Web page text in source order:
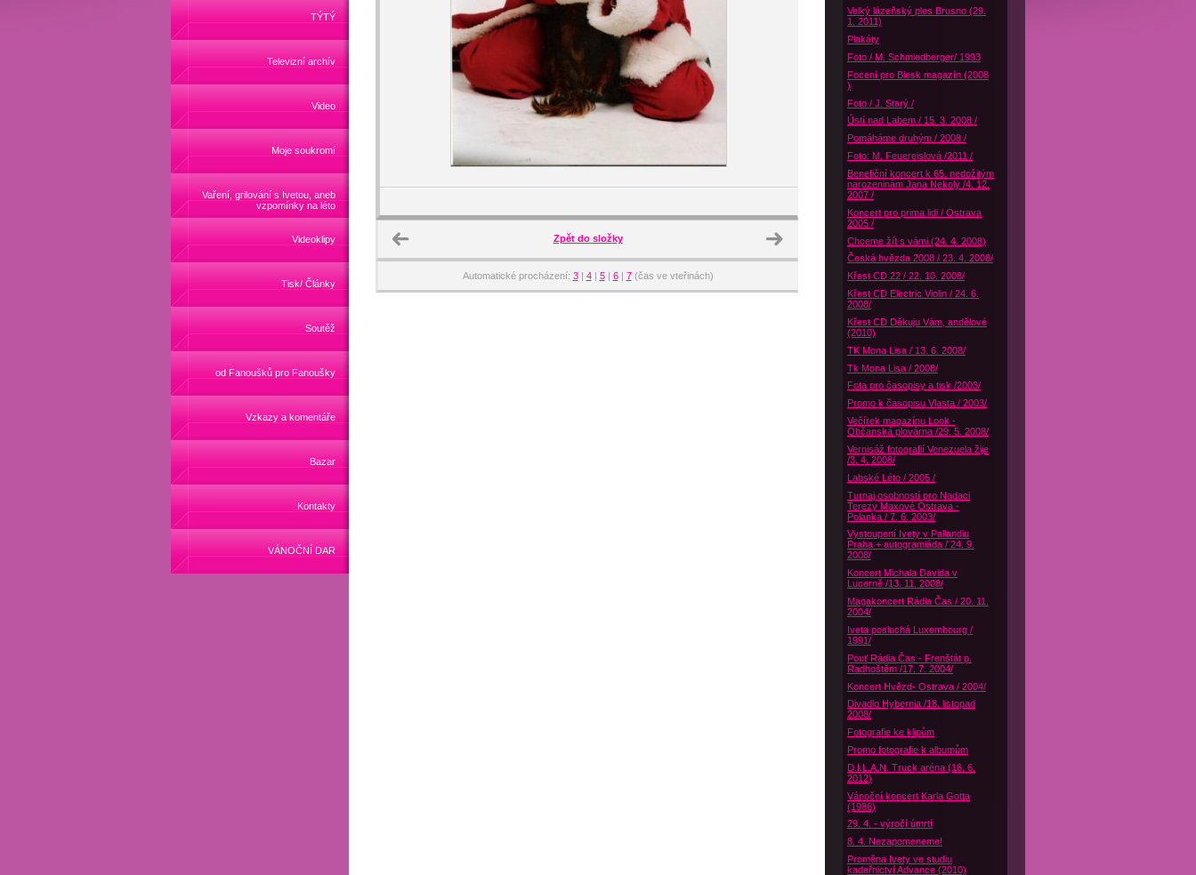
TÝTÝ
Televizní archív
Video
Moje soukromí
Vaření, grilování s Ivetou, aneb
vzpomínky na léto
Videoklipy
Tisk/ Články
Soutěž
od Fanoušků pro Fanoušky
Vzkazy a komentáře
Bazar
Kontakty
VÁNOČNÍ DAR
Zpět do složky
Automatické procházení: 3| 4| 5| 6| 7(čas ve vteřinách)
Velký lázeňský ples Brusno (29.
1. 2011)
Plakáty
Foto / M. Schmiedberger/ 1993
Focení pro Blesk magazín (2008
)
Foto / J. Starý /
Ústí nad Labem / 15. 3. 2008 /
Pomáháme druhým / 2008 /
Foto: M. Feuereislová /2011 /
Benefiční koncert k 65. nedožitým
narozeninám Jana Nekoly /4. 12.
2007 /
Koncert pro prima lidi / Ostrava
2005 /
Chceme žít s vámi (24. 4. 2008)
Česká hvězda 2008 / 23. 4. 2008/
Křest CD 22 / 22. 10. 2008/
Křest CD Electric Violin / 24. 6.
2008/
Křest CD Děkuju Vám, andělové
(2010)
TK Mona Lisa / 13. 6. 2008/
Tk Mona Lisa / 2008/
Fota pro časopisy a tisk /2003/
Promo k časopisu Vlasta / 2003/
Večírek magazínu Look -
Občanská plovárna /29. 5. 2008/
Vernisáž fotografií Venezuela žije
/3. 4. 2008/
Labské Léto / 2005 /
Turnaj osobností pro Nadaci
Terezy Maxové Ostrava -
Polanka / 7. 6. 2003/
Vystoupení Ivety v Pallandiu
Praha + autogramiáda / 24. 9.
2008/
Koncert Michala Davida v
Lucerně /13. 11. 2008/
Magakoncert Rádia Čas / 20. 11.
2004/
Iveta posluchá Luxembourg /
1991/
Pouť Rádia Čas - Frenštát p.
Radhoštěm /17. 7. 2004/
Koncert Hvězd- Ostrava / 2004/
Divadlo Hybernia /18. listopad
2008/
Fotografie ke klipům
Promo fotografie k albumům
D.I.L.A.N. Truck aréna (16. 6.
2012)
Vánoční koncert Karla Gotta
(1986)
29. 4. - výročí úmrtí
8. 4. Nezapomeneme!
Proměna Ivety ve studiu
kadeřnictví Advance (2010)